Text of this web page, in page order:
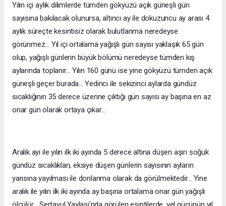
Yılın içi aylık dilimlerde tümden gökyüzü açık güneşli gün
sayısına bakılacak olunursa, altıncı ay ile dokuzuncu ay arası 4
aylık süreçte kesintisiz olarak bulutlanma neredeyse
görünmez... Yıl içi ortalama yağışlı gün sayısı yaklaşık 65 gün
olup, yağışlı günlerin büyük bölümü neredeyse tümden kış
aylarında toplanır... Yılın 160 günü ise yine gökyüzü tümden açık
güneşli geçer burada... Yedinci ile sekizinci aylarda gündüz
sıcaklığının 35 derece üzerine çıktığı gün sayısı ay başına en az
onar gün olarak ortaya çıkar...
Aralık ayı ile yılın ilk iki ayında 5 derece altına düşen aşırı soğuk
gündüz sıcaklıkları, eksiye düşen günlerin sayısının ayların
yarısına yayılması ile donlanma olarak da görülmektedir... Yine
aralık ile yılın ilk iki ayında ay başına ortalama onar gün yağışlı